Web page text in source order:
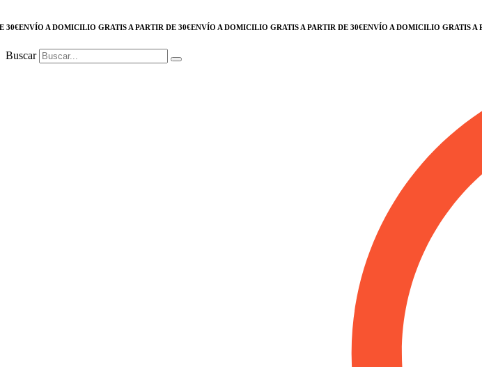
A DOMICILIO GRATIS A PARTIR DE 30€ENVÍO A DOMICILIO GRATIS A PARTIR DE 30€ENVÍO A DOMICILIO GRATIS A
Buscar